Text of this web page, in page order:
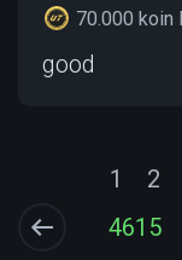
70.000 koin
good
1 2
4615